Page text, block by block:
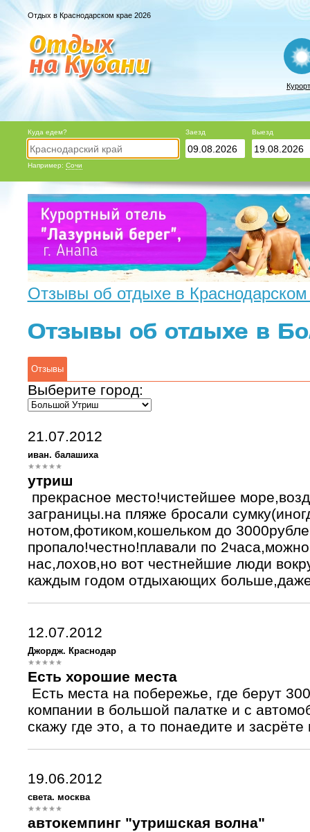
Отдых в Краснодарском крае 2026
Куда едем?
Например: Сочи
Заезд Выезд
Отзывы об отдыхе в Краснодарском
Отзывы об отдыхе в
Отзывы
Выберите город:
21.07.2012
иван. балашиха
утриш
прекрасное место!чистейшее
заграницы.на пляже бросали
нотом,фотиком,кошельком до
пропало!честно!плавали по
нас,лохов,но вот честнейшие люди
каждым годом отдыхающих больше,даже
12.07.2012
Джордж. Краснодар
Есть хорошие места
Есть места на побережье, где берут
компании в большой палатке и с
скажу где это, а то понаедите и засрёте
19.06.2012
света. москва
автокемпинг "утришская волна"